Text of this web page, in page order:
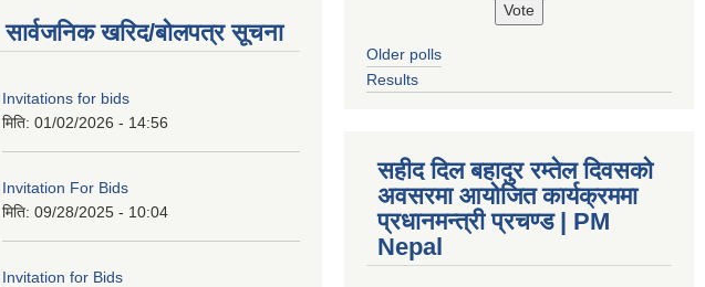
सार्वजनिक खरिद/बोलपत्र सूचना
Invitations for bids
मिति: 01/02/2026 - 14:56
Invitation For Bids
मिति: 09/28/2025 - 10:04
Invitation for Bids
Older polls
Results
सहीद दिल बहादुर रम्तेल दिवसको
अवसरमा आयोजित कार्यक्रममा
प्रधानमन्त्री प्रचण्ड | PM
Nepal